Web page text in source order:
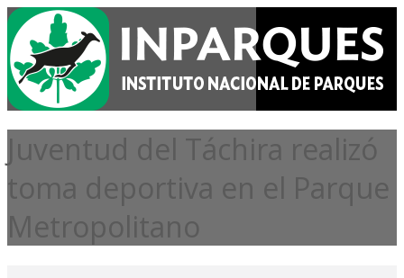
Juventud del Táchira realizó
toma deportiva en el Parque
Metropolitano